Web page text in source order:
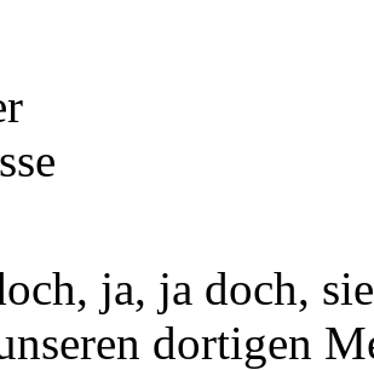
ja, ja doch,
dortigen